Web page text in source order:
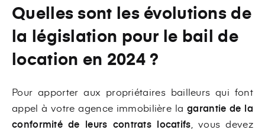
Quelles sont les évolutions de
la législation pour le bail de
location en 2024 ?
Pour apporter aux propriétaires bailleurs qui font
appel à votre agence immobilière lagarantie de la
conformité de leurs contrats locatifs , vous devez